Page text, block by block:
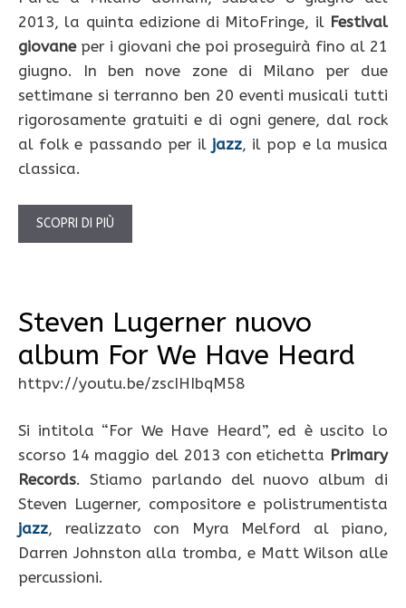
2013, la quinta edizione di MitoFringe, il Festival
giovaneper i giovani che poi proseguirà fino al 21
giugno. In ben nove zone di Milano per due
settimane si terranno ben 20 eventi musicali tutti
rigorosamente gratuiti e di ogni genere, dal rock
al folk e passando per il jazz, il pop e la musica
classica.
SCOPRI DI PIÙ
Steven Lugerner nuovo
album For We Have Heard
httpv://youtu.be/zscIHIbqM58
Si intitola “For We Have Heard”, ed è uscito lo
scorso 14 maggio del 2013 con etichetta Primary
Records. Stiamo parlando del nuovo album di
Steven Lugerner, compositore e polistrumentista
jazz, realizzato con Myra Melford al piano,
Darren Johnston alla tromba, e Matt Wilson alle
percussioni.